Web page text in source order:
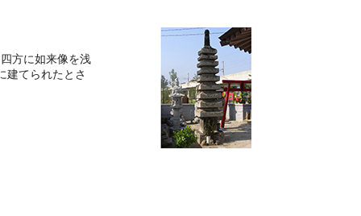
方に如来像を浅
建てられたとさ